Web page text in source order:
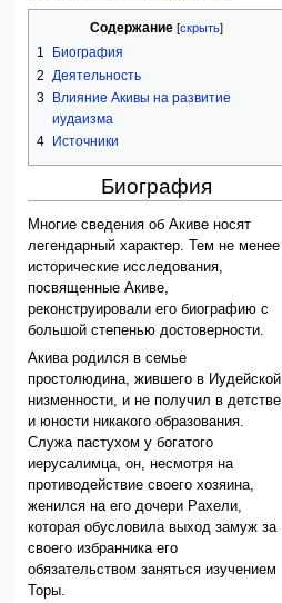
Содержание
1
Биография
2
Деятельность
3 Влияние Акивы на развитие
иудаизма
4
Источники
Биография
Многие сведения об Акиве носят
легендарный характер. Тем не менее
исторические исследования,
посвященные Акиве,
реконструировали его биографию с
большой степенью достоверности.
Акива родился в семье
простолюдина, жившего в Иудейской
низменности, и не получил в детстве
и юности никакого образования.
Служа пастухом у богатого
иерусалимца, он, несмотря на
противодействие своего хозяина,
женился на его дочери Рахели,
которая обусловила выход замуж за
своего избранника его
обязательством заняться изучением
Торы.